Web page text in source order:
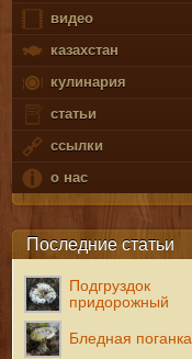
видео
казахстан
кулинария
статьи
ссылки
о нас
Последние статьи
Подгруздок
придорожный
Бледная поганка